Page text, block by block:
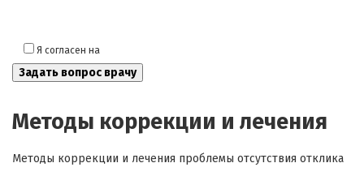
Я согласен на
Методы коррекции и лечения
Методы коррекции и лечения проблемы отсутствия отклика